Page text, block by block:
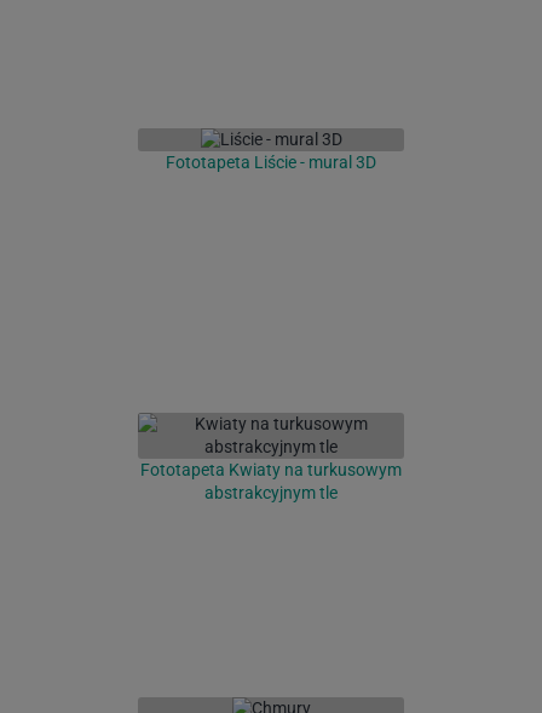
Fototapeta Liście - mural 3D
Fototapeta Kwiaty na turkusowym
abstrakcyjnym tle